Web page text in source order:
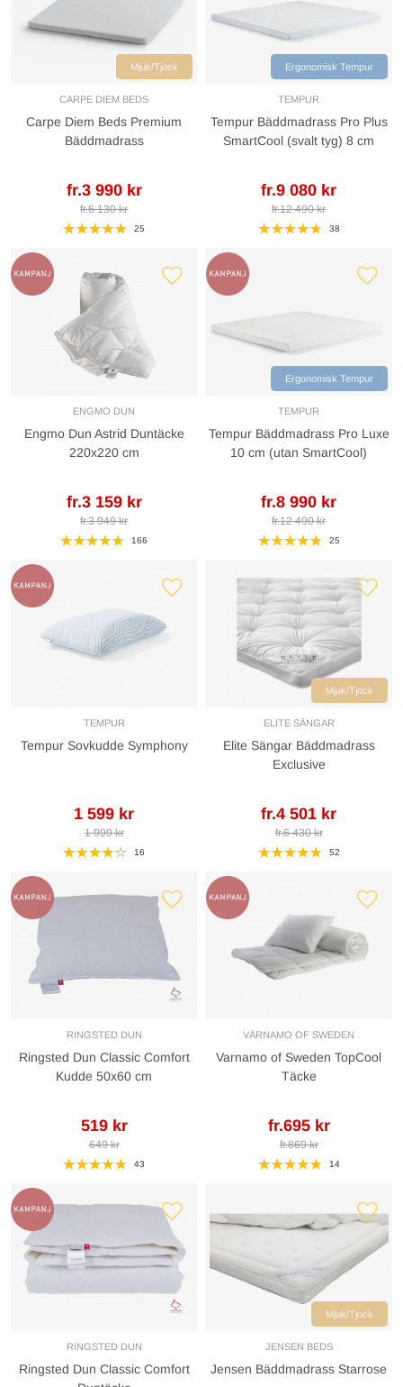
Mjuk/Tjock
CARPE DIEM BEDS
Carpe Diem Beds Premium
Bäddmadrass
fr.3 990 kr
fr.6 130 kr
25
Ergonomisk Tempur
TEMPUR
Tempur Bäddmadrass Pro Plus
SmartCool (svalt tyg) 8 cm
fr.9 080 kr
fr.12 490 kr
38
ENGMO DUN
Engmo Dun Astrid Duntäcke
220x220 cm
fr.3 159 kr
fr.3 949 kr
166
Ergonomisk Tempur
TEMPUR
Tempur Bäddmadrass Pro Luxe
10 cm (utan SmartCool)
fr.8 990 kr
fr.12 490 kr
25
TEMPUR
Tempur Sovkudde Symphony
1 599 kr
1 999 kr
16
Mjuk/Tjock
ELITE SÄNGAR
Elite Sängar Bäddmadrass
Exclusive
fr.4 501 kr
fr.6 430 kr
52
RINGSTED DUN
Ringsted Dun Classic Comfort
Kudde 50x60 cm
519 kr
649 kr
43
VÄRNAMO OF SWEDEN
Varnamo of Sweden TopCool
Täcke
fr.695 kr
fr.869 kr
14
RINGSTED DUN
Ringsted Dun Classic Comfort
Mjuk/Tjock
JENSEN BEDS
Jensen Bäddmadrass Starrose